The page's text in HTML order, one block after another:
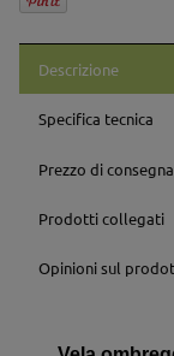
Descrizione
Specifica tecnica
Prezzo di consegna
Il prezzo non
Prodotti collegati
Opinioni sul